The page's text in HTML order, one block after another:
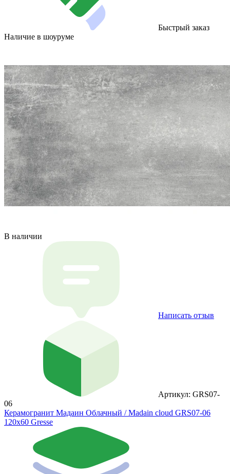
Быстрый заказ
Наличие в шоуруме
В наличии
Написать отзыв
Артикул: GRS07-
06
Керамогранит Мадаин Облачный / Madain cloud GRS07-06
120х60 Gresse